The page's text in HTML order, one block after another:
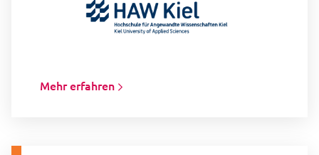
Mehr erfahren